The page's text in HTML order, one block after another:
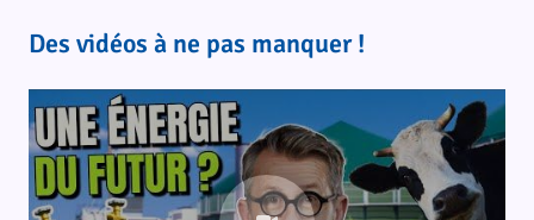
Des vidéos à ne pas manquer !